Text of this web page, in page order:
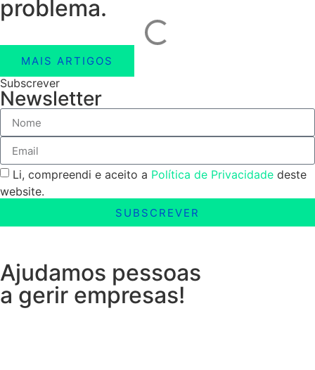
problema.
MAIS ARTIGOS
Subscrever
Newsletter
Li, compreendi e aceito a Política de Privacidade deste
website.
SUBSCREVER
Ajudamos pessoas
a gerir empresas!